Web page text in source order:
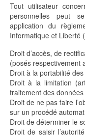
Tout utilisateur
personnelles peut
application du
Informatique et Liberté
Droit d’accès, de
(posés respectivement
Droit à la portabilité
Droit à la limitation
traitement des
Droit de ne pas faire
sur un procédé
Droit de déterminer le
Droit de saisir